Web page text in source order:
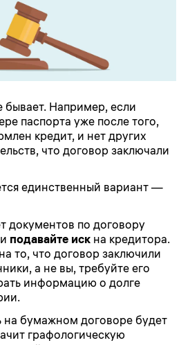
бывает. Например, если
паспорта уже после того,
кредит, и нет других
что договор заключали
единственный вариант —
документов по договору
подавайте иск на кредитора.
то, что договор заключили
а не вы, требуйте его
информацию о долге
на бумажном договоре будет
графологическую